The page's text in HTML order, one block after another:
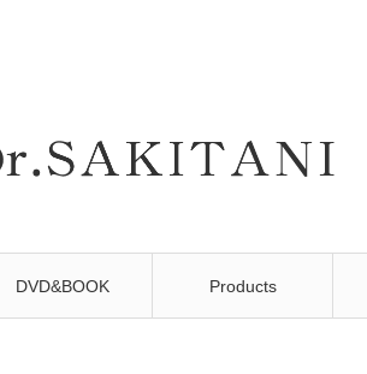
DVD&BOOK Products